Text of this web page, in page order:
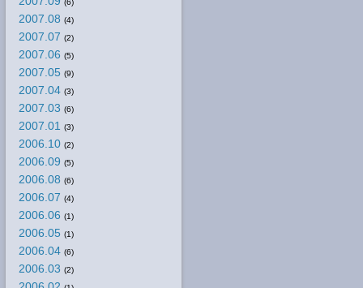
(6)
2007.08 (4)
2007.07 (2)
2007.06 (5)
2007.05 (9)
2007.04 (3)
2007.03 (6)
2007.01 (3)
2006.10 (2)
2006.09 (5)
2006.08 (6)
2006.07 (4)
2006.06 (1)
2006.05 (1)
2006.04 (6)
2006.03 (2)